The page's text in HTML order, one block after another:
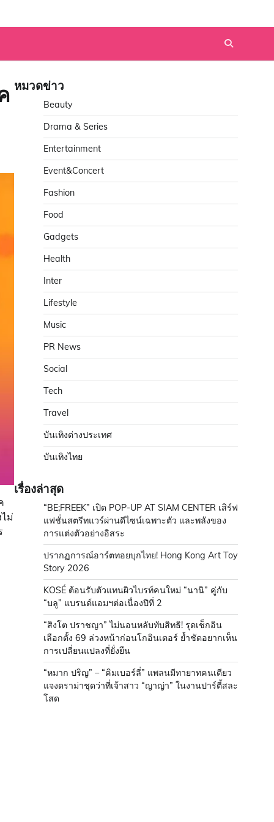
ม่
หมวดข่าว
Beauty
Drama & Series
Entertainment
Event&Concert
Fashion
Food
Gadgets
Health
Inter
Lifestyle
Music
PR News
Social
Tech
Travel
บันเทิงต่างประเทศ
บันเทิงไทย
เรื่องล่าสุด
“BE;FREEK” เปิด POP-UP AT SIAM CENTER เสิร์ฟ
แฟชั่นสตรีทแวร์ผ่านดีไซน์เฉพาะตัว และพลังของ
การแต่งตัวอย่างอิสระ
ปรากฏการณ์อาร์ตทอยบุกไทย! Hong Kong Art Toy
Story 2026
KOSÉ ต้อนรับตัวแทนผิวไบรท์คนใหม่ “นานิ” คู่กับ
“บลู” แบรนด์แอมฯต่อเนื่องปีที่ 2
“สิงโต ปราชญา” ไม่นอนหลับทับสิทธิ! รุดเช็กอิน
เลือกตั้ง 69 ล่วงหน้าก่อนโกอินเตอร์ ย้ำชัดอยากเห็น
การเปลี่ยนแปลงที่ยั่งยืน
“หมาก ปริญ” – “คิมเบอร์ลี่” แพลนมีทายาทคนเดียว
แจงดราม่าชุดว่าที่เจ้าสาว “ญาญ่า” ในงานปาร์ตี้สละ
โสด